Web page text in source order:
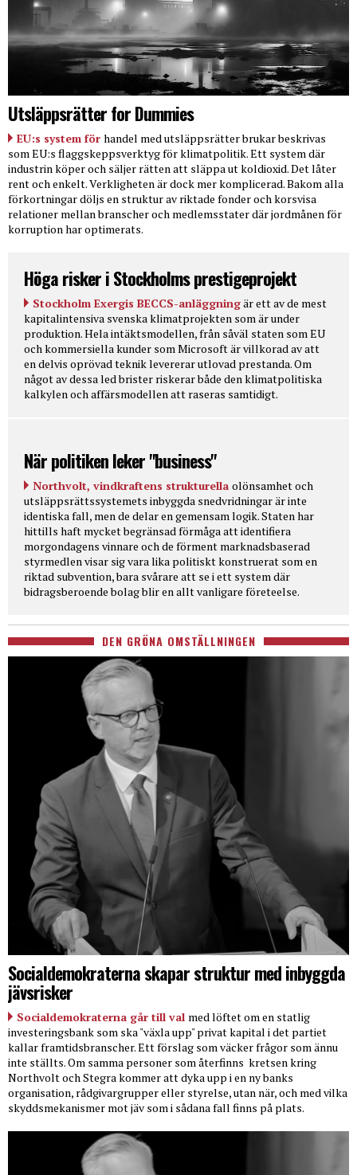
Utsläppsrätter for Dummies
EU:s system för handel med utsläppsrätter brukar beskrivas
som EU:s flaggskeppsverktyg för klimatpolitik. Ett system där
industrin köper och säljer rätten att släppa ut koldioxid. Det låter
rent och enkelt. Verkligheten är dock mer komplicerad. Bakom alla
förkortningar döljs en struktur av riktade fonder och korsvisa
relationer mellan branscher och medlemsstater där jordmånen för
korruption har optimerats.
Höga risker i Stockholms prestigeprojekt
Stockholm Exergis BECCS-anläggningär ett av de mest
kapitalintensiva svenska klimatprojekten som är under
produktion. Hela intäktsmodellen, från såväl staten som EU
och kommersiella kunder som Microsoft är villkorad av att
en delvis oprövad teknik levererar utlovad prestanda. Om
något av dessa led brister riskerar både den klimatpolitiska
kalkylen och affärsmodellen att raseras samtidigt.
När politiken leker "business"
Northvolt, vindkraftens strukturella olönsamhet och
utsläppsrättssystemets inbyggda snedvridningar är inte
identiska fall, men de delar en gemensam logik. Staten har
hittills haft mycket begränsad förmåga att identifiera
morgondagens vinnare och de förment marknadsbaserad
styrmedlen visar sig vara lika politiskt konstruerat som en
riktad subvention, bara svårare att se i ett system där
bidragsberoende bolag blir en allt vanligare företeelse.
DEN GRÖNA OMSTÄLLNINGEN
Socialdemokraterna skapar struktur med inbyggda
jävsrisker
Socialdemokraterna går till val med löftet om en statlig
investeringsbank som ska "växla upp" privat kapital i det partiet
kallar framtidsbranscher. Ett förslag som väcker frågor som ännu
inte ställts. Om samma personer som återfinns kretsen kring
Northvolt och Stegra kommer att dyka upp i en ny banks
organisation, rådgivargrupper eller styrelse, utan när, och med vilka
skyddsmekanismer mot jäv som i sådana fall finns på plats.